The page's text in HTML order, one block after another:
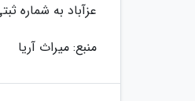
عزآباد به شماره ثبتی 32055 در این شهرستان در فهرست آثار ملی کشور به ثبت
منبع: میراث آریا